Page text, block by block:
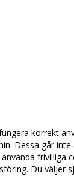
korrekt
Dessa går inte
frivilliga
Du väljer